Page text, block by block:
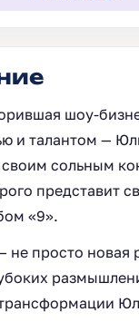
шоу-
и талантом —
своим сольным
представит
«9».
не просто новая